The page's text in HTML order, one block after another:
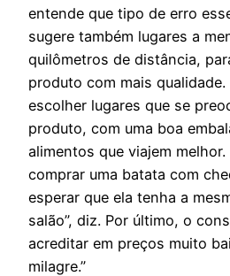
entende que tipo de erro
sugere também lugares a
quilômetros de distância,
produto com mais qualidade.
escolher lugares que se
produto, com uma boa
alimentos que viajem
comprar uma batata com
esperar que ela tenha a
salão”, diz. Por último, o
acreditar em preços muito
milagre.”